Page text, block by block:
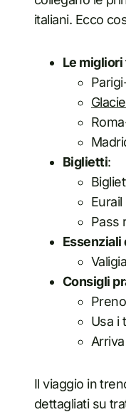
italiani. Ecco
Le
Biglietti:
Pass
Essenziali
Consigli
Usa i
Il viaggio in
dettagliati su